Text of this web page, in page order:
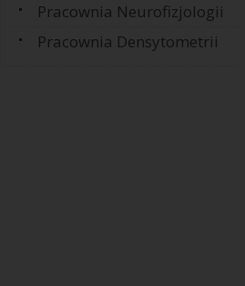
Pracownia Neurofizjologii
Pracownia Densytometrii